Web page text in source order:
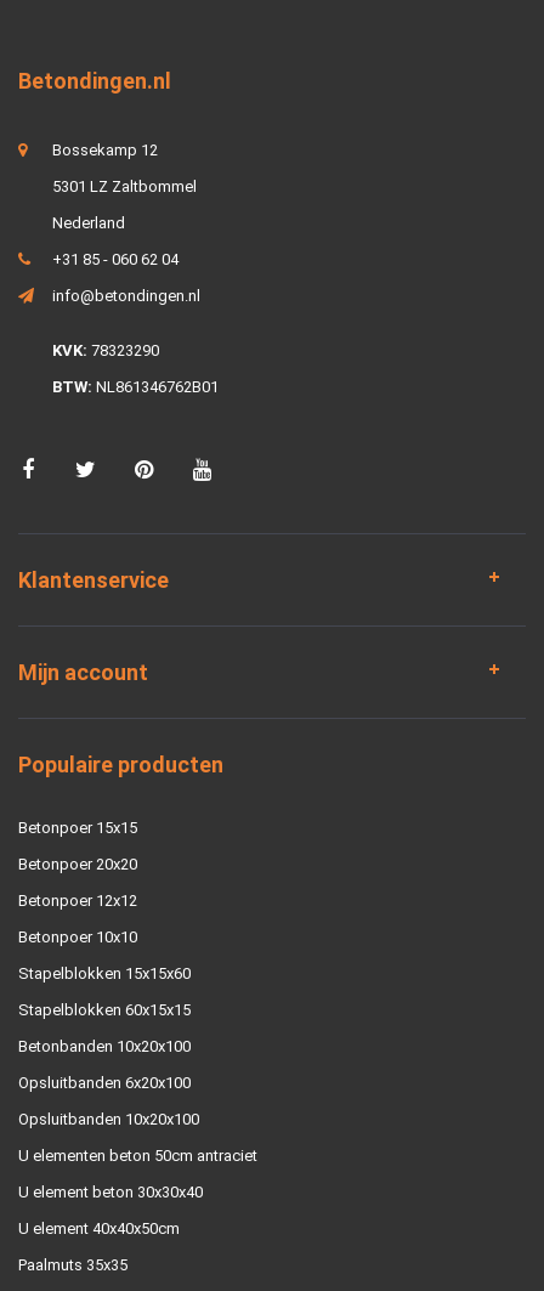
Betondingen.nl
Bossekamp 12
5301 LZ Zaltbommel
Nederland
+31 85 - 060 62 04
info@betondingen.nl
KVK: 78323290
BTW: NL861346762B01
Klantenservice
Mijn account
Populaire producten
Betonpoer 15x15
Betonpoer 20x20
Betonpoer 12x12
Betonpoer 10x10
Stapelblokken 15x15x60
Stapelblokken 60x15x15
Betonbanden 10x20x100
Opsluitbanden 6x20x100
Opsluitbanden 10x20x100
U elementen beton 50cm antraciet
U element beton 30x30x40
U element 40x40x50cm
Paalmuts 35x35